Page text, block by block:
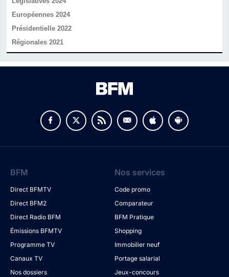
Européennes 2024
Présidentielle 2022
Régionales 2021
v
BFM
Direct BFMTV
Direct BFM2
Direct Radio BFM
Émissions BFMTV
Programme TV
Canaux TV
Nos dossiers
Nos services
Code promo
Comparateur
BFM Pratique
Shopping
Immobilier neuf
Portage salarial
Jeux-concours